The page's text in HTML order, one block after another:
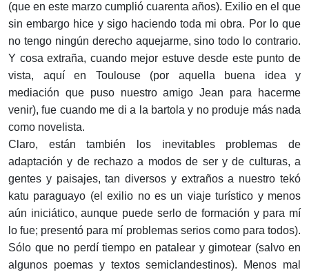
(que en este marzo cumplió cuarenta años). Exilio en el que
sin embargo hice y sigo haciendo toda mi obra. Por lo que
no tengo ningún derecho aquejarme, sino todo lo contrario.
Y cosa extraña, cuando mejor estuve desde este punto de
vista, aquí en Toulouse (por aquella buena idea y
mediación que puso nuestro amigo Jean para hacerme
venir), fue cuando me di a la bartola y no produje más nada
como novelista.
Claro, están también los inevitables problemas de
adaptación y de rechazo a modos de ser y de culturas, a
gentes y paisajes, tan diversos y extraños a nuestro tekó
katu paraguayo (el exilio no es un viaje turístico y menos
aún iniciático, aunque puede serlo de formación y para mí
lo fue; presentó para mí problemas serios como para todos).
Sólo que no perdí tiempo en patalear y gimotear (salvo en
algunos poemas y textos semiclandestinos). Menos mal